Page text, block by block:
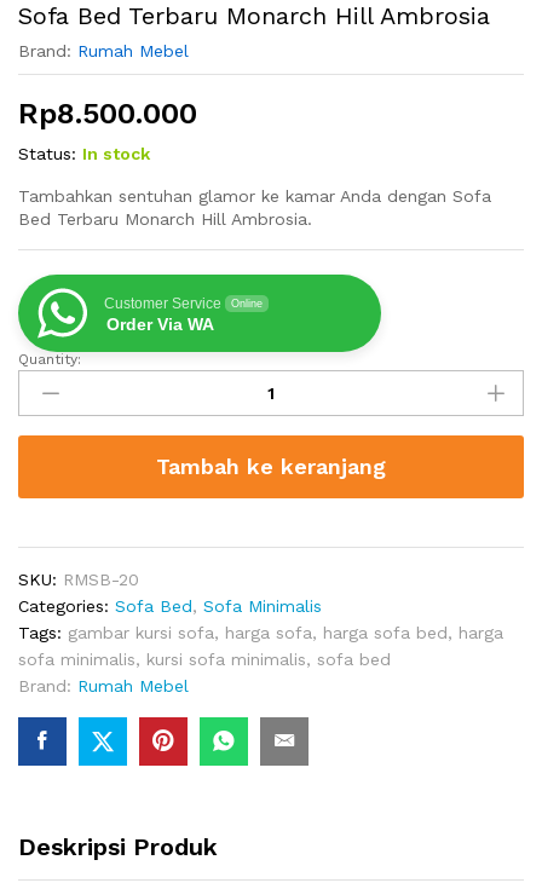
Sofa Bed Terbaru Monarch Hill Ambrosia
Brand: Rumah Mebel
Rp8.500.000
Status: In stock
Tambahkan sentuhan glamor ke kamar Anda dengan Sofa
Bed Terbaru Monarch Hill Ambrosia.
Customer Service Online
Order Via WA
Sofa
Bed
Terbaru
Monarch
Ambrosia
Quantity:
Tambah ke keranjang
SKU: RMSB-20
Categories: Sofa Bed, Sofa Minimalis
Tags: gambar kursi sofa, harga sofa, harga sofa bed, harga
sofa minimalis, kursi sofa minimalis, sofa bed
Brand: Rumah Mebel
Deskripsi Produk